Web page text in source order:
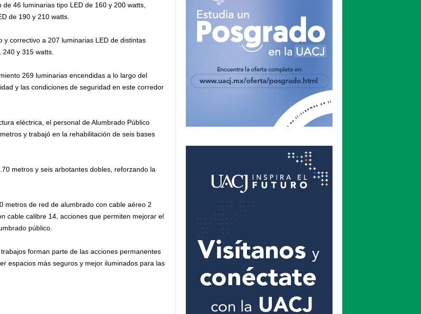
46 luminarias tipo LED de 160 y 200 watts,
de 190 y 210 watts.
correctivo a 207 luminarias LED de distintas
y 315 watts.
269 luminarias encendidas a lo largo del
y las condiciones de seguridad en este corredor
eléctrica, el personal de Alumbrado Público
y trabajó en la rehabilitación de seis bases
metros y seis arbotantes dobles, reforzando la
metros de red de alumbrado con cable aéreo 2
cable calibre 14, acciones que permiten mejorar el
público.
forman parte de las acciones permanentes
espacios más seguros y mejor iluminados para las